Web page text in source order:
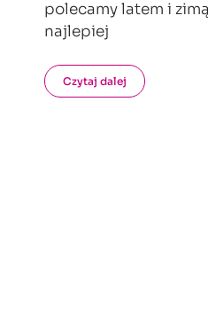
polecamy latem i
najlepiej
Czytaj dalej